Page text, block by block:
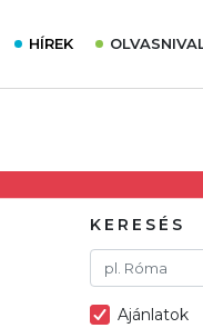
HÍREK
KERESÉS
Ajánlatok